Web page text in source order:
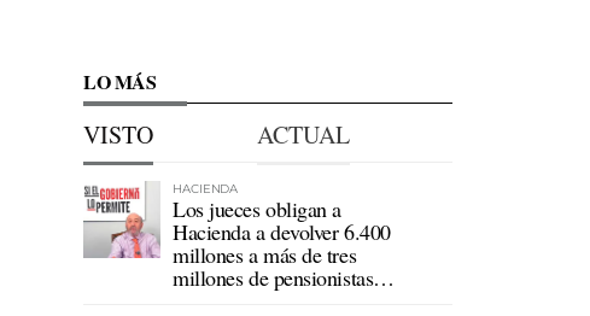
LO MÁS
VISTO ACTUAL
HACIENDA
Los jueces obligan a
Hacienda a devolver 6.400
millones a más de tres
millones de pensionistas